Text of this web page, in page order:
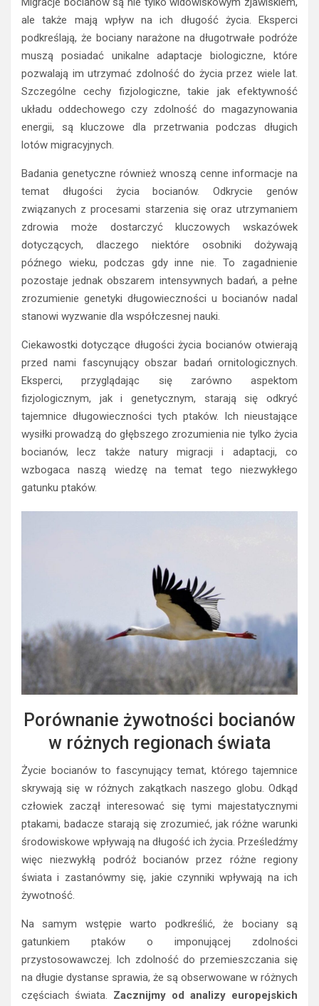
ale także mają wpływ na ich długość życia. Eksperci
podkreślają, że bociany narażone na długotrwałe podróże
muszą posiadać unikalne adaptacje biologiczne, które
pozwalają im utrzymać zdolność do życia przez wiele lat.
Szczególne cechy fizjologiczne, takie jak efektywność
układu oddechowego czy zdolność do magazynowania
energii, są kluczowe dla przetrwania podczas długich
lotów migracyjnych.
Badania genetyczne również wnoszą cenne informacje na
temat długości życia bocianów. Odkrycie genów
związanych z procesami starzenia się oraz utrzymaniem
zdrowia może dostarczyć kluczowych wskazówek
dotyczących, dlaczego niektóre osobniki dożywają
późnego wieku, podczas gdy inne nie. To zagadnienie
pozostaje jednak obszarem intensywnych badań, a pełne
zrozumienie genetyki długowieczności u bocianów nadal
stanowi wyzwanie dla współczesnej nauki.
Ciekawostki dotyczące długości życia bocianów otwierają
przed nami fascynujący obszar badań ornitologicznych.
Eksperci, przyglądając się zarówno aspektom
fizjologicznym, jak i genetycznym, starają się odkryć
tajemnice długowieczności tych ptaków. Ich nieustające
wysiłki prowadzą do głębszego zrozumienia nie tylko życia
bocianów, lecz także natury migracji i adaptacji, co
wzbogaca naszą wiedzę na temat tego niezwykłego
gatunku ptaków.
Porównanie żywotności bocianów
w różnych regionach świata
Życie bocianów to fascynujący temat, którego tajemnice
skrywają się w różnych zakątkach naszego globu. Odkąd
człowiek zaczął interesować się tymi majestatycznymi
ptakami, badacze starają się zrozumieć, jak różne warunki
środowiskowe wpływają na długość ich życia. Prześledźmy
więc niezwykłą podróż bocianów przez różne regiony
świata i zastanówmy się, jakie czynniki wpływają na ich
żywotność.
Na samym wstępie warto podkreślić, że bociany są
gatunkiem ptaków o imponującej zdolności
przystosowawczej. Ich zdolność do przemieszczania się
na długie dystanse sprawia, że są obserwowane w różnych
częściach świata. Zacznijmy od analizy europejskich